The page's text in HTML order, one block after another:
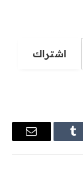
اشتراك
Tumblr
البريد